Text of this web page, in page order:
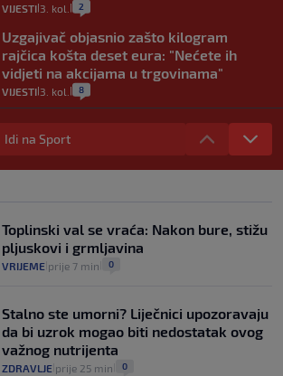
VIJESTI 3. kol. 2
Uzgajivač objasnio zašto kilogram
rajčica košta deset eura: "Nećete ih
vidjeti na akcijama u trgovinama"
VIJESTI 3. kol. 8
Selidba je jedno od stresnijih iskustava.
Evo aktualnih cijena i nekoliko savjeta
0
automobilom na Hvar iz Zagreba, a
koliko iz Osijeka
VIJESTI 14
Idi na Sport
Toplinski val se vraća: Nakon bure, stižu
pljuskovi i grmljavina
VRIJEME prije 7 min 0
Stalno ste umorni? Liječnici upozoravaju
da bi uzrok mogao biti nedostatak ovog
važnog nutrijenta
ZDRAVLJE prije 25 min 0